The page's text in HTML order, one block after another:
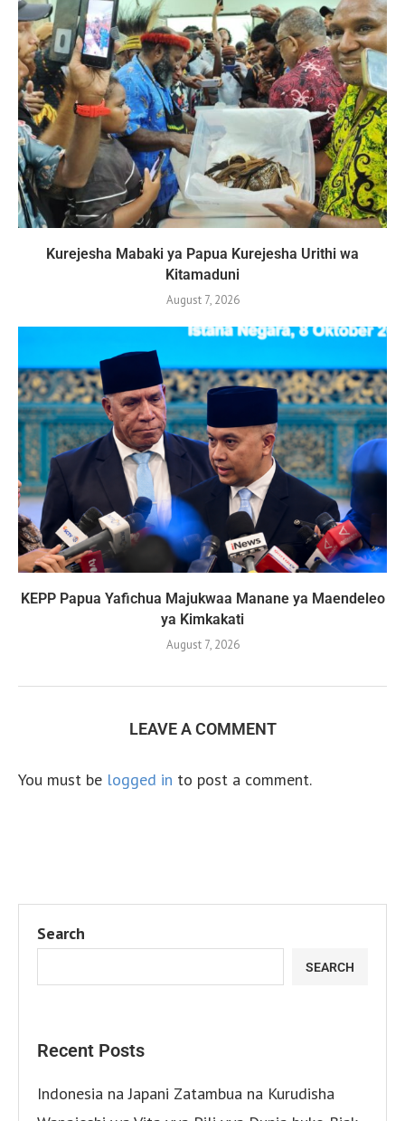
Kurejesha Mabaki ya Papua Kurejesha Urithi wa
Kitamaduni
August 7, 2026
KEPP Papua Yafichua Majukwaa Manane ya Maendeleo
ya Kimkakati
August 7, 2026
LEAVE A COMMENT
You must be logged in to post a comment.
Search
SEARCH
Recent Posts
Indonesia na Japani Zatambua na Kurudisha